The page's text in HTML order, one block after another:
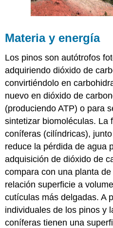
Materia y energía
Los pinos son autótrofos
adquiriendo dióxido de
convirtiéndolo en
nuevo en dióxido de
(produciendo ATP) o para
sintetizar biomoléculas. La
coníferas (cilíndricas),
reduce la pérdida de agua
adquisición de dióxido de
compara con una planta
relación superficie a
cutículas más delgadas. A
individuales de los pinos y
coníferas tienen una